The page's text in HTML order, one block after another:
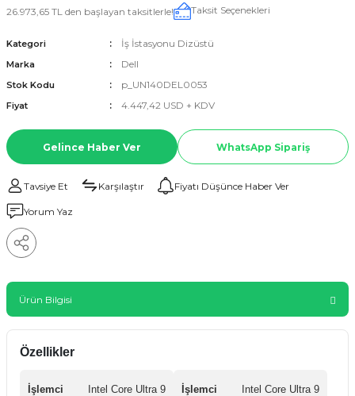
26.973,65 TL den başlayan taksitlerle! Taksit Seçenekleri
Kategori İş İstasyonu Dizüstü
Marka Dell
Stok Kodu p_UN140DEL0053
Fiyat 4.447,42 USD + KDV
Gelince Haber Ver WhatsApp Sipariş
Tavsiye Et Karşılaştır Fiyatı Düşünce Haber Ver
Yorum Yaz
Ürün Bilgisi
Özellikler
İşlemci
Intel Core Ultra 9
İşlemci
Intel Core Ultra 9